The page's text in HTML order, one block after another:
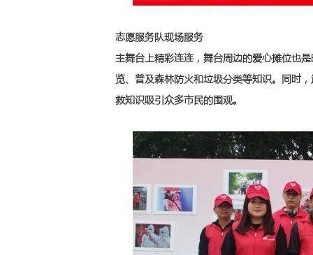
志愿服务队现场服务
主舞台上精彩连连，舞台周边的爱心摊位也
览、普及森林防火和垃圾分类等知识。同时
救知识吸引众多市民的围观。